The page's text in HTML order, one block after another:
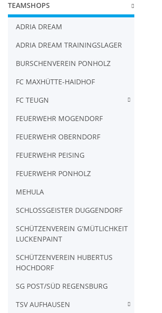
TEAMSHOPS
ADRIA DREAM
ADRIA DREAM TRAININGSLAGER
BURSCHENVEREIN PONHOLZ
FC MAXHÜTTE-HAIDHOF
FC TEUGN
FEUERWEHR MOGENDORF
FEUERWEHR OBERNDORF
FEUERWEHR PEISING
FEUERWEHR PONHOLZ
MEHULA
SCHLOSSGEISTER DUGGENDORF
SCHÜTZENVEREIN G'MÜTLICHKEIT
LUCKENPAINT
SCHÜTZENVEREIN HUBERTUS
HOCHDORF
SG POST/SÜD REGENSBURG
TSV AUFHAUSEN